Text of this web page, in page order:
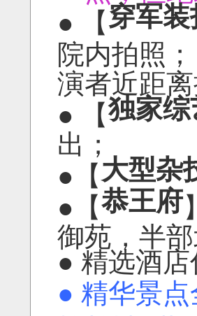
● 【 穿军装
院内拍照
演者近距
● 【独家
出；
●【 大型杂
●【恭王府
御苑，半部
● 精选酒
● 精华景